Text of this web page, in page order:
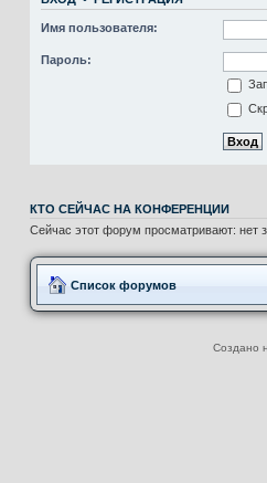
Имя пользователя:
Пароль:
КТО СЕЙЧАС НА КОНФЕРЕНЦИИ
Сейчас этот форум просматривают: нет
Список форумов
Создано